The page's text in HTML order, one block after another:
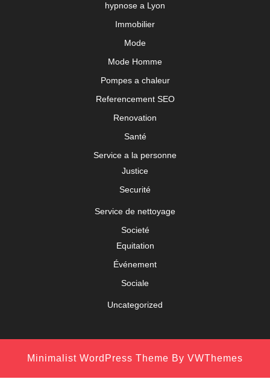
hypnose a Lyon
Immobilier
Mode
Mode Homme
Pompes a chaleur
Referencement SEO
Renovation
Santé
Service a la personne
Justice
Securité
Service de nettoyage
Societé
Equitation
Événement
Sociale
Uncategorized
Minimalist WordPress Theme By VWThemes